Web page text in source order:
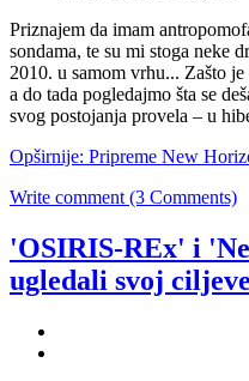
Priznajem da imam
sondama, te su mi stoga neke
2010. u samom vrhu... Zašto
a do tada pogledajmo šta se
svog postojanja provela – u
Opširnije: Pripreme New
Write comment (3 Comments)
'OSIRIS-REx' i
ugledali svoj ciljeve